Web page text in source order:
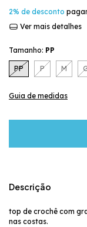
2% de desconto
Ver mais detalhes
Tamanho: PP
PP P M
Guia de medidas
Descrição
top de crochê com
nas costas.